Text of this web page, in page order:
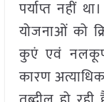
पर्याप्त नहीं
योजनाओं को
कुएं एवं
कारण